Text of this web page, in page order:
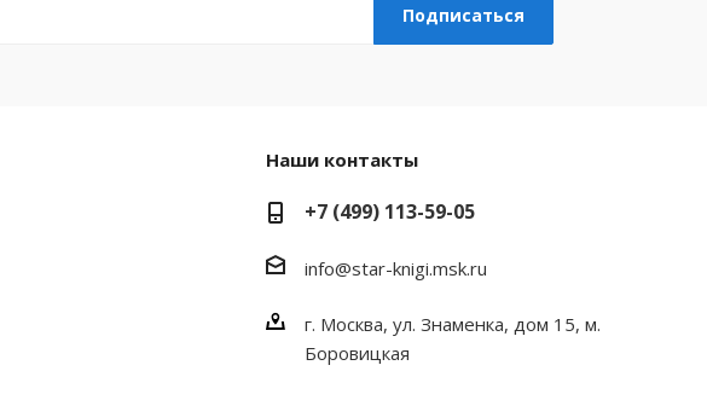
Наши контакты
+7 (499) 113-59-05
info@star-knigi.msk.ru
г. Москва, ул. Знаменка, дом 15, м.
Боровицкая